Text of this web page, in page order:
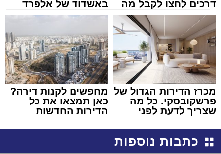
דרכים לחצו לקבל מה
שמגיע לכם
באשדוד של אלפרד
קריאולנסקי - לילדים
מכרז הדירות הגדול של
פרשקובסקי. כל מה
שצריך לדעת לפני
באשדוד
מחפשים לקנות דירה?
כאן תמצאו את כל
הדירות החדשות
כתבות נוספות